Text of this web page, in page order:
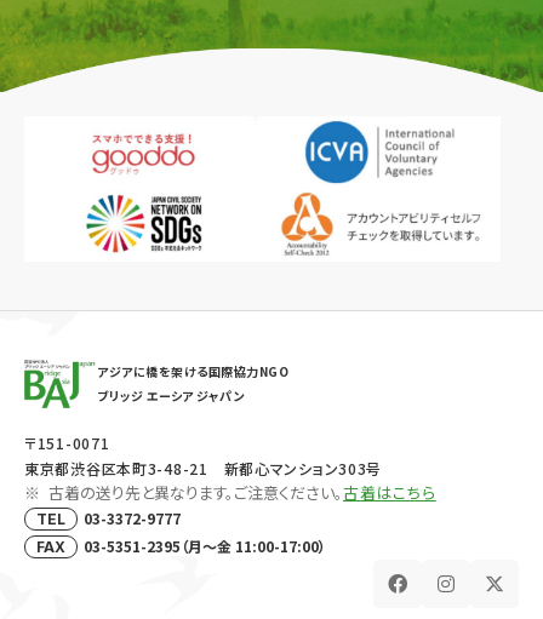
アジアに橋を架ける国際協力NGO
ブリッジ エーシア ジャパン
〒151-0071
東京都渋谷区本町3-48-21 新都心マンション303号
古着の送り先と異なります。ご注意ください。古着はこちら
TEL 03-3372-9777
FAX 03-5351-2395（月～金 11:00-17:00）